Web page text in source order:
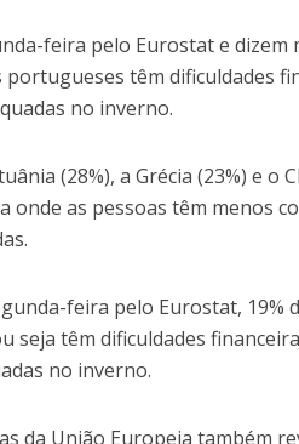
feira pelo Eurostat e
têm dificuldades
no inverno.
(28%), a Grécia (23%) e o
onde as pessoas têm menos
feira pelo Eurostat, 19%
seja têm dificuldades
no inverno.
da União Europeia também